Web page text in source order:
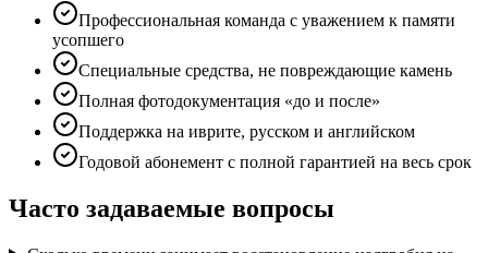
Профессиональная команда с уважением к памяти
усопшего
Специальные средства, не повреждающие камень
Полная фотодокументация «до и после»
Поддержка на иврите, русском и английском
Годовой абонемент с полной гарантией на весь срок
Часто задаваемые вопросы